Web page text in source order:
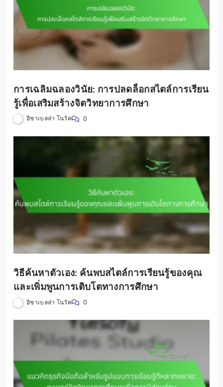
การเฉลิมฉลองวินัย: การปลดล็อกสไตล์การเรียน
รู้เพื่อเสริมสร้างจิตวิทยาการศึกษา
อิซาเบลล่า โนวัค 0
วิธีค้นหาตัวเอง: ค้นพบสไตล์การเรียนรู้ของคุณ
และเพิ่มพูนการเติบโตทางการศึกษา
อิซาเบลล่า โนวัค 0